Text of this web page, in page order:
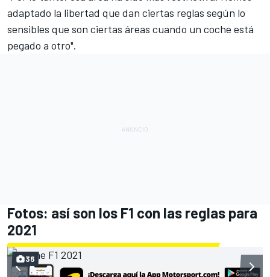
adaptado la libertad que dan ciertas reglas según lo
sensibles que son ciertas áreas cuando un coche está
pegado a otro".
Fotos: así son los F1 con las reglas para
2021
36